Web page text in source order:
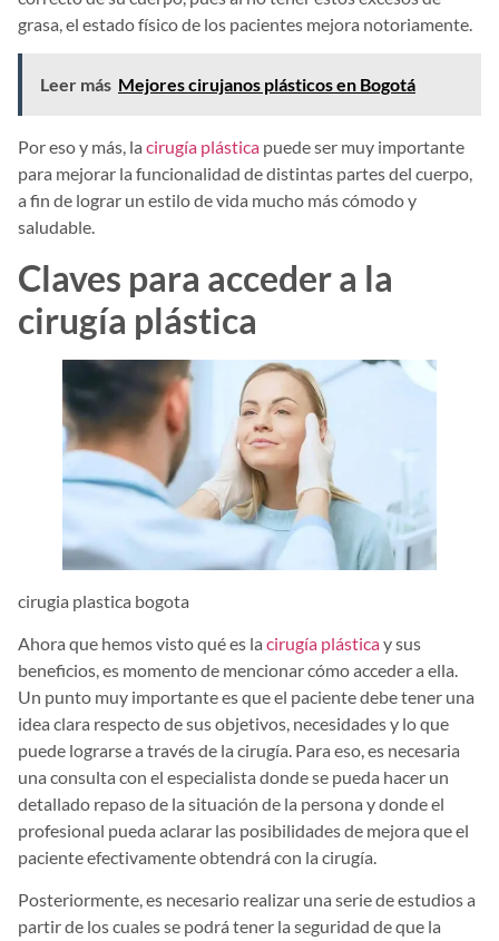
grasa, el estado físico de los pacientes mejora notoriamente.
Leer más Mejores cirujanos plásticos en Bogotá
Por eso y más, la cirugía plástica puede ser muy importante
para mejorar la funcionalidad de distintas partes del cuerpo,
a fin de lograr un estilo de vida mucho más cómodo y
saludable.
Claves para acceder a la
cirugía plástica
cirugia plastica bogota
Ahora que hemos visto qué es la cirugía plásticay sus
beneficios, es momento de mencionar cómo acceder a ella.
Un punto muy importante es que el paciente debe tener una
idea clara respecto de sus objetivos, necesidades y lo que
puede lograrse a través de la cirugía. Para eso, es necesaria
una consulta con el especialista donde se pueda hacer un
detallado repaso de la situación de la persona y donde el
profesional pueda aclarar las posibilidades de mejora que el
paciente efectivamente obtendrá con la cirugía.
Posteriormente, es necesario realizar una serie de estudios a
partir de los cuales se podrá tener la seguridad de que la